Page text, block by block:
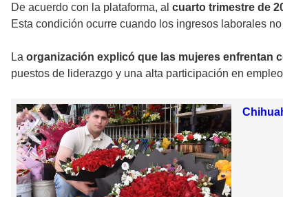
De acuerdo con la plataforma, al cuarto trimestre de
Esta condición ocurre cuando los ingresos laborales
La organización explicó que las mujeres enfrentan
puestos de liderazgo y una alta participación en